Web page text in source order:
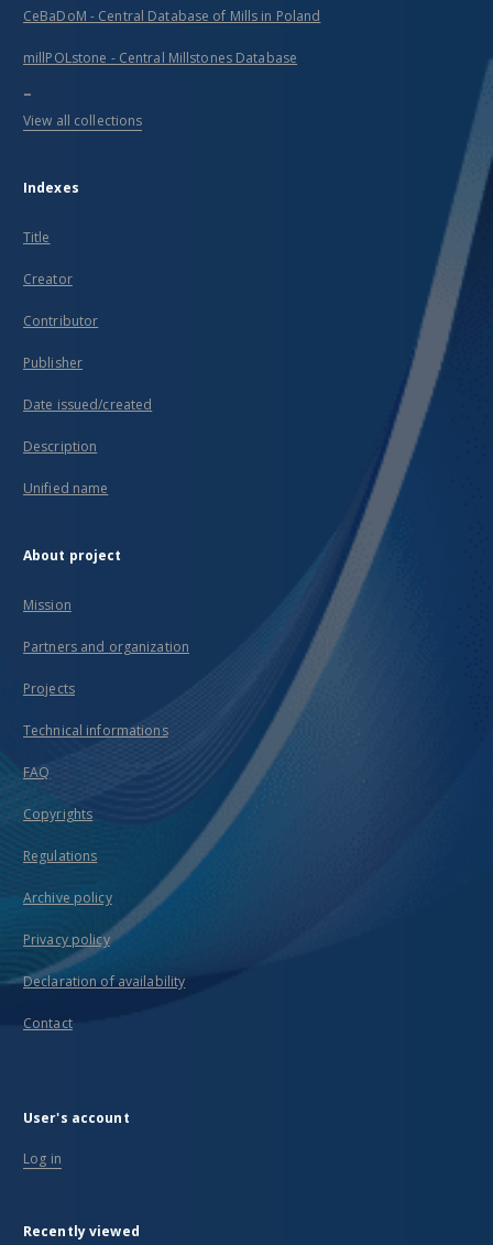
CeBaDoM - Central Database of Mills in Poland
millPOLstone - Central Millstones Database
...
View all collections
Indexes
Title
Creator
Contributor
Publisher
Date issued/created
Description
Unified name
About project
Mission
Partners and organization
Projects
Technical informations
FAQ
Copyrights
Regulations
Archive policy
Privacy policy
Declaration of availability
Contact
User's account
Log in
Recently viewed